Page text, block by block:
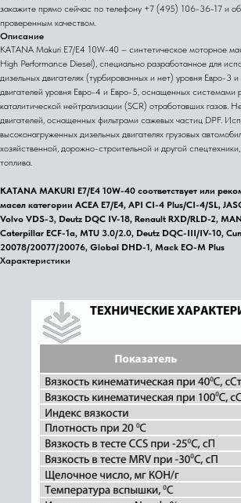
закажите прямо сейчас по телефону +7 (495) 106-36-17 и
проверенным качеством.
Описание
KATANA Makuri E7/E4 10W-40 – синтетическое моторное
High Performance Diesel), специально разработанное для
дизельных двигателях (турбированных и нет) уровня Евро-3
двигателей уровня Евро-4 и Евро-5, оснащенных системами
каталитической нейтрализации (SCR) отработавших газов.
двигателей, оснащенных фильтрами сажевых частиц DPF.
высоконагруженных дизельных двигателях грузовых
хозяйственной, дорожно-строительной и другой
топлива.
KATANA MAKURI E7/E4 10W-40 соответствует или
масел категории ACEA E7/E4, API CI-4 Plus/CI-4/SL,
Volvo VDS-3, Deutz DQC IV-18, Renault RXD/RLD-2,
Caterpillar ECF-1a, MTU 3.0/2.0, Deutz DQC-III/IV-10,
20078/20077/20076, Global DHD-1, Mack EO-M Plus
Характеристики